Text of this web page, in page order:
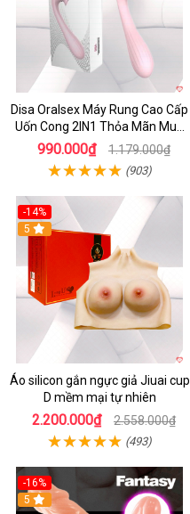
Disa Oralsex Máy Rung Cao Cấp
Uốn Cong 2IN1 Thỏa Mãn Mua
Ngay
990.000₫ 1.179.000₫
(903)
-14%
5
Áo silicon gắn ngực giả Jiuai cup
D mềm mại tự nhiên
2.200.000₫ 2.558.000₫
(493)
-16%
5